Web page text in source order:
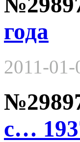
года
2011-
с…